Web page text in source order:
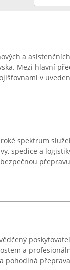
a
Mezi hlavní
v
spektrum
spedice a
a
pohodlná